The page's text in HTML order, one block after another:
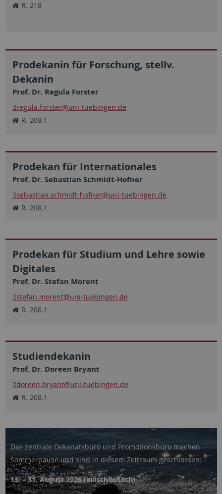
R. 218
Prodekanin für Forschung, stellv.
Dekanin
Prof. Dr. Regula Forster
regula.forster@uni-tuebingen.de
R. 208.1
Prodekan für Internationales
Prof. Dr. Sebastian Schmidt-Hofner
sebastian.schmidt-hofner@uni-tuebingen.de
R. 208.1
Prodekan für Studium und Lehre sowie
Digitales
Prof. Dr. Stefan Morent
stefan.morent@uni-tuebingen.de
R. 208.1
Studiendekanin
Prof. Dr. Doreen Bryant
doreen.bryant@uni-tuebingen.de
R. 208.1
Das zentrale Dekanatsbüro und Promotionsbüro machen
Sommerpause und sind in diesem Zeitraum geschlossen:
13. – 31. August 2026 (einschließlich)